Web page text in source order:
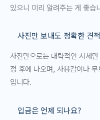
있으니 미리 알려주는 게 좋습
사진만 보내도 정확한 견
사진만으로는 대략적인 시세
정 후에 나오며, 사용감이나
입니다.
입금은 언제 되나요?